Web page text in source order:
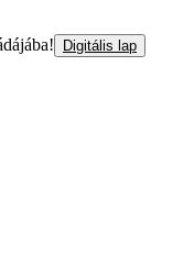
Digitális lap